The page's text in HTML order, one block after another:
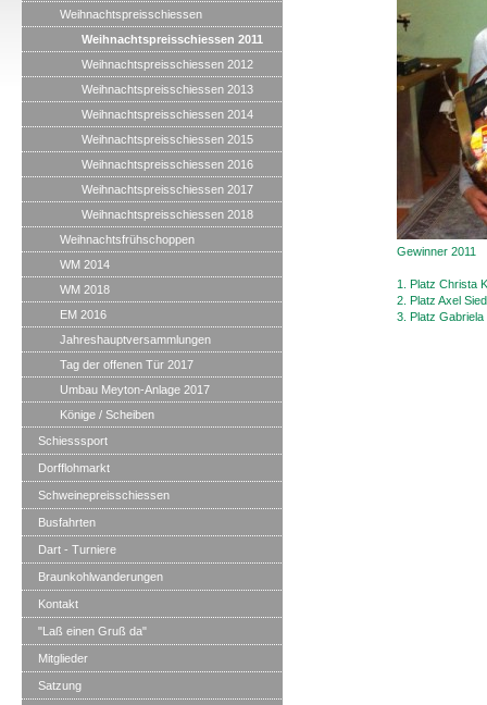
Gewinner 2011
1. Platz Christa
2. Platz Axel
3. Platz
Weihnachtspreisschiessen
Weihnachtspreisschiessen 2011
Weihnachtspreisschiessen 2012
Weihnachtspreisschiessen 2013
Weihnachtspreisschiessen 2014
Weihnachtspreisschiessen 2015
Weihnachtspreisschiessen 2016
Weihnachtspreisschiessen 2017
Weihnachtspreisschiessen 2018
Weihnachtsfrühschoppen
WM 2014
WM 2018
EM 2016
Jahreshauptversammlungen
Tag der offenen Tür 2017
Umbau Meyton-Anlage 2017
Könige / Scheiben
Schiesssport
Dorfflohmarkt
Schweinepreisschiessen
Busfahrten
Dart - Turniere
Braunkohlwanderungen
Kontakt
"Laß einen Gruß da"
Mitglieder
Satzung